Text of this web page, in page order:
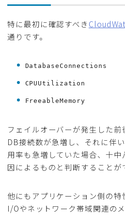
特に最初に確認すべき
通りです。
DatabaseConnections
CPUUtilization
FreeableMemory
フェイルオーバーが発生した前
DB接続数が急増し、それに伴
用率も急増していた場合、十
因によるものと判断することが
他にもアプリケーション側の特
I/Oやネットワーク帯域関連の